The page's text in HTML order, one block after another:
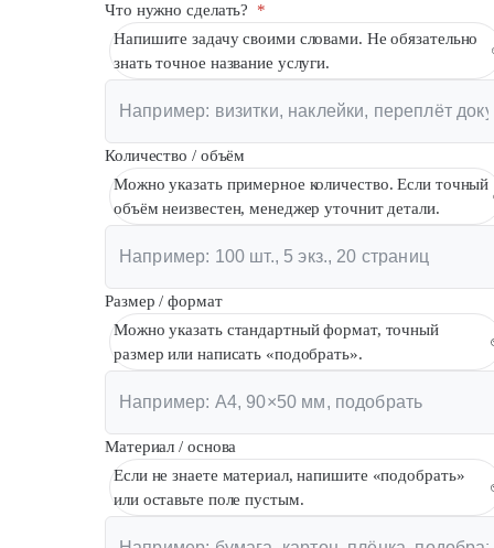
Что нужно сделать?
*
Напишите задачу своими словами. Не обязательно
знать точное название услуги.
Количество / объём
Можно указать примерное количество. Если точный
объём неизвестен, менеджер уточнит детали.
Размер / формат
Можно указать стандартный формат, точный
размер или написать «подобрать».
Материал / основа
Если не знаете материал, напишите «подобрать»
или оставьте поле пустым.